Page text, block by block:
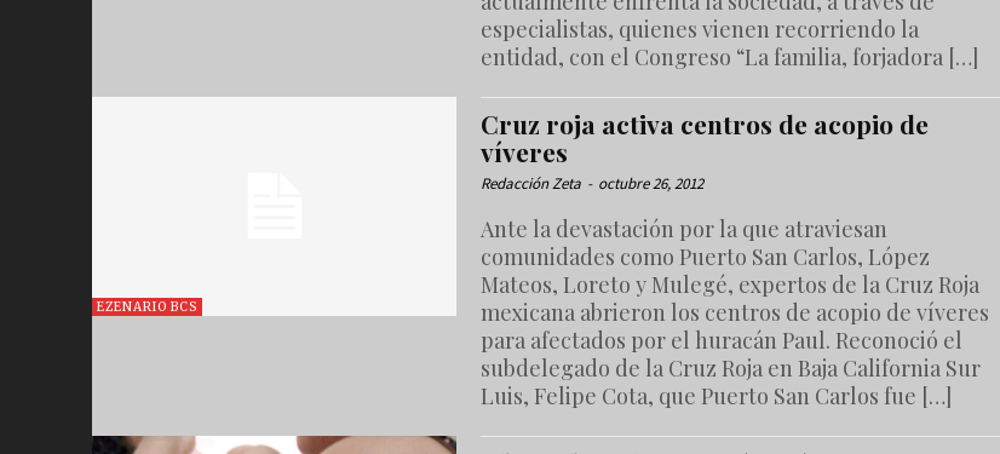
especialistas, quienes vienen recorriendo la
entidad, con el Congreso “La familia, forjadora […]
EZENARIO BCS
Cruz roja activa centros de acopio de
víveres
Redacción Zeta - octubre 26, 2012
Ante la devastación por la que atraviesan
comunidades como Puerto San Carlos, López
Mateos, Loreto y Mulegé, expertos de la Cruz Roja
mexicana abrieron los centros de acopio de víveres
para afectados por el huracán Paul. Reconoció el
subdelegado de la Cruz Roja en Baja California Sur
Luis, Felipe Cota, que Puerto San Carlos fue […]